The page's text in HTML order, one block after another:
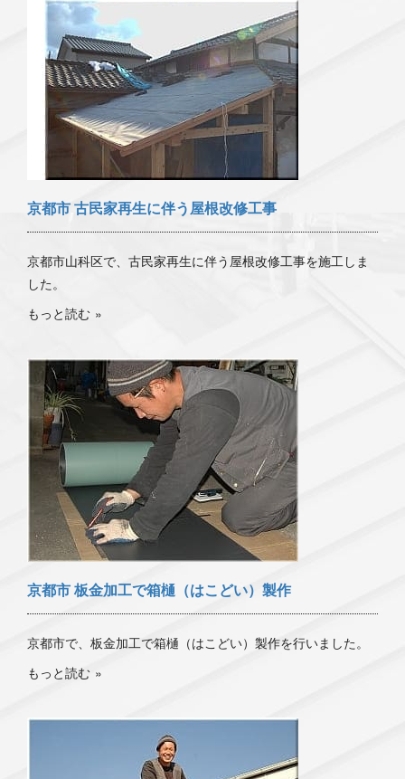
京都市 古民家再生に伴う屋根改修工事
京都市山科区で、古民家再生に伴う屋根改修工事を施工しま
した。
もっと読む
京都市 板金加工で箱樋（はこどい）製作
京都市で、板金加工で箱樋（はこどい）製作を行いました。
もっと読む